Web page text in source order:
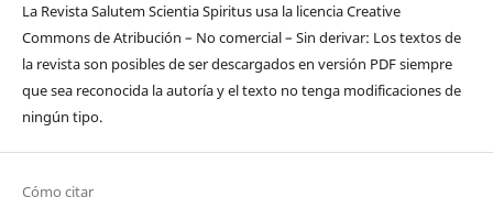
La Revista Salutem Scientia Spiritus usa la licencia Creative
Commons de Atribución – No comercial – Sin derivar: Los textos de
la revista son posibles de ser descargados en versión PDF siempre
que sea reconocida la autoría y el texto no tenga modificaciones de
ningún tipo.
Cómo citar